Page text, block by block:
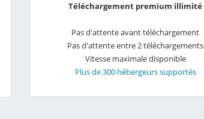
Téléchargement premium illimité
Pas d'attente avant téléchargement
Pas d'attente entre 2 téléchargements
Vitesse maximale disponible
Plus de 300 hébergeurs supportés